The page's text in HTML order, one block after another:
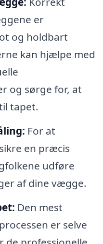
er
og holdbart
kan hjælpe med
og sørge for, at
tapet.
For at
en præcis
udføre
af dine vægge.
Den mest
er selve